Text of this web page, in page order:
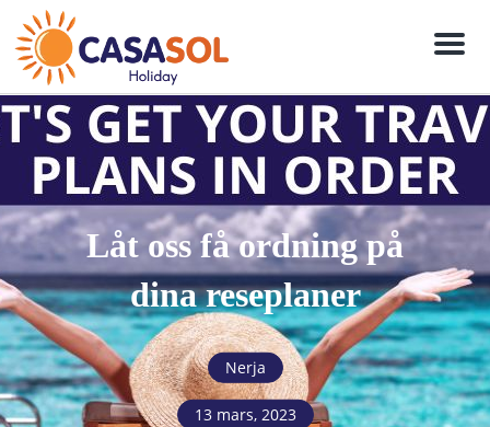
Meny
Låt oss få ordning på
dina reseplaner
Nerja
13 mars, 2023